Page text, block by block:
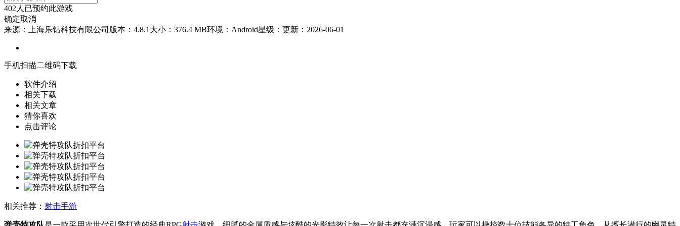
402 人已预约此游戏
确定取消
来源：上海乐钻科技有限公司 版本：4.8.1 大小：376.4 MB环境：Android星级： 更新：2026-06-01
手机扫描二维码下载
软件介绍
相关下载
相关文章
猜你喜欢
点击评论
相关推荐： 射击手游